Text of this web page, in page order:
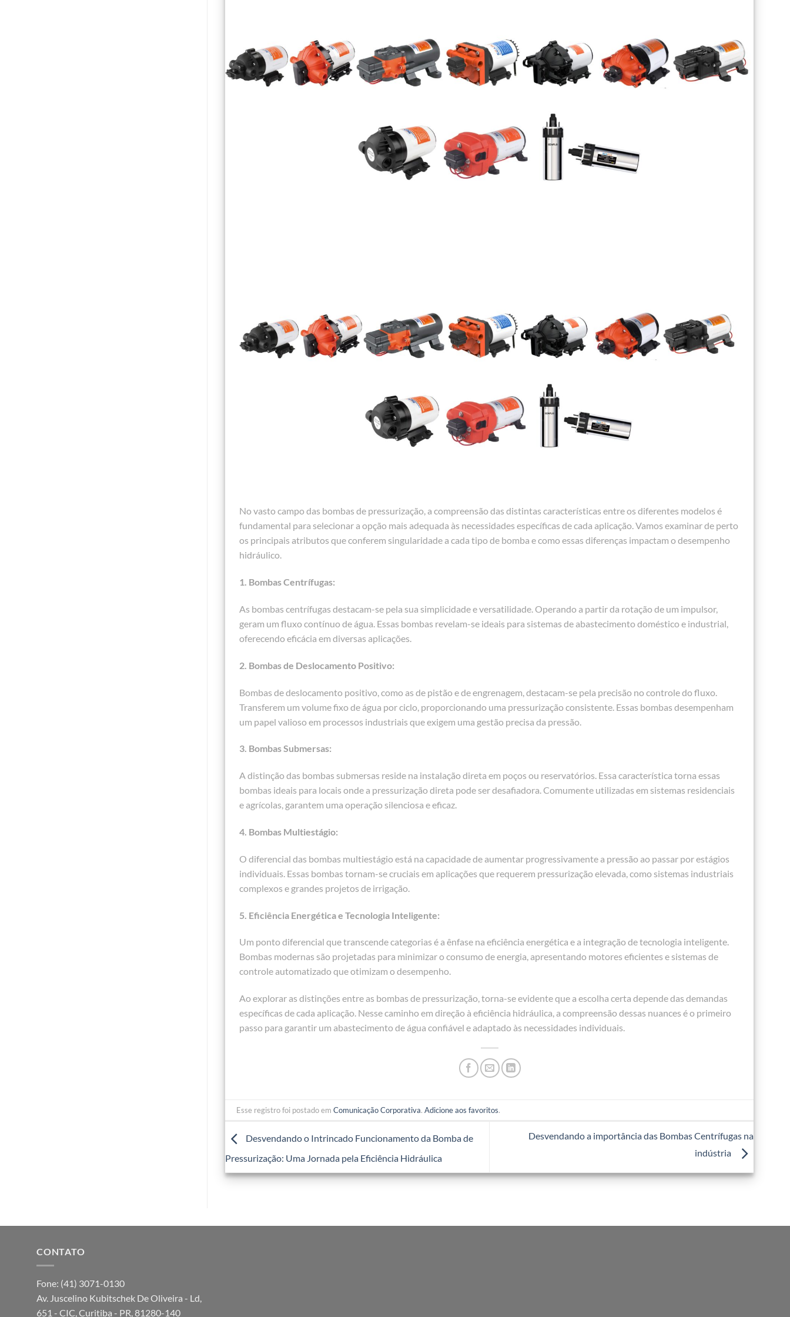
No vasto campo das bombas de pressurização, a compreensão das distintas características entre os diferentes modelos é
fundamental para selecionar a opção mais adequada às necessidades específicas de cada aplicação. Vamos examinar de perto
os principais atributos que conferem singularidade a cada tipo de bomba e como essas diferenças impactam o desempenho
hidráulico.
1. Bombas Centrífugas:
As bombas centrífugas destacam-se pela sua simplicidade e versatilidade. Operando a partir da rotação de um impulsor,
geram um fluxo contínuo de água. Essas bombas revelam-se ideais para sistemas de abastecimento doméstico e industrial,
oferecendo eficácia em diversas aplicações.
2. Bombas de Deslocamento Positivo:
Bombas de deslocamento positivo, como as de pistão e de engrenagem, destacam-se pela precisão no controle do fluxo.
Transferem um volume fixo de água por ciclo, proporcionando uma pressurização consistente. Essas bombas desempenham
um papel valioso em processos industriais que exigem uma gestão precisa da pressão.
3. Bombas Submersas:
A distinção das bombas submersas reside na instalação direta em poços ou reservatórios. Essa característica torna essas
bombas ideais para locais onde a pressurização direta pode ser desafiadora. Comumente utilizadas em sistemas residenciais
e agrícolas, garantem uma operação silenciosa e eficaz.
4. Bombas Multiestágio:
O diferencial das bombas multiestágio está na capacidade de aumentar progressivamente a pressão ao passar por estágios
individuais. Essas bombas tornam-se cruciais em aplicações que requerem pressurização elevada, como sistemas industriais
complexos e grandes projetos de irrigação.
5. Eficiência Energética e Tecnologia Inteligente:
Um ponto diferencial que transcende categorias é a ênfase na eficiência energética e a integração de tecnologia inteligente.
Bombas modernas são projetadas para minimizar o consumo de energia, apresentando motores eficientes e sistemas de
controle automatizado que otimizam o desempenho.
Ao explorar as distinções entre as bombas de pressurização, torna-se evidente que a escolha certa depende das demandas
específicas de cada aplicação. Nesse caminho em direção à eficiência hidráulica, a compreensão dessas nuances é o primeiro
passo para garantir um abastecimento de água confiável e adaptado às necessidades individuais.
Esse registro foi postado emComunicação Corporativa.Adicione aos favoritos.
Desvendando o Intrincado Funcionamento da Bomba de
Pressurização: Uma Jornada pela Eficiência Hidráulica
Desvendando a importância das Bombas Centrífugas na
indústria
CONTATO
Fone: (41) 3071-0130
Av. Juscelino Kubitschek De Oliveira - Ld,
651 - CIC, Curitiba - PR, 81280-140